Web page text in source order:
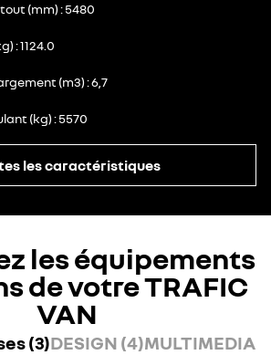
(mm) 5480
1124.0
(m3) 6,7
(kg) 5570
les caractéristiques
les équipements
de votre TRAFIC
VAN
(3)DESIGN (4)MULTIMEDIA